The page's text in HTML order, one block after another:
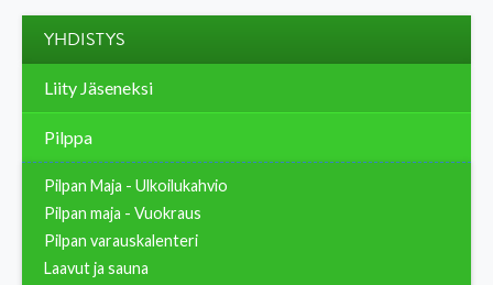
YHDISTYS
Liity Jäseneksi
Pilppa
Pilpan Maja - Ulkoilukahvio
Pilpan maja - Vuokraus
Pilpan varauskalenteri
Laavut ja sauna